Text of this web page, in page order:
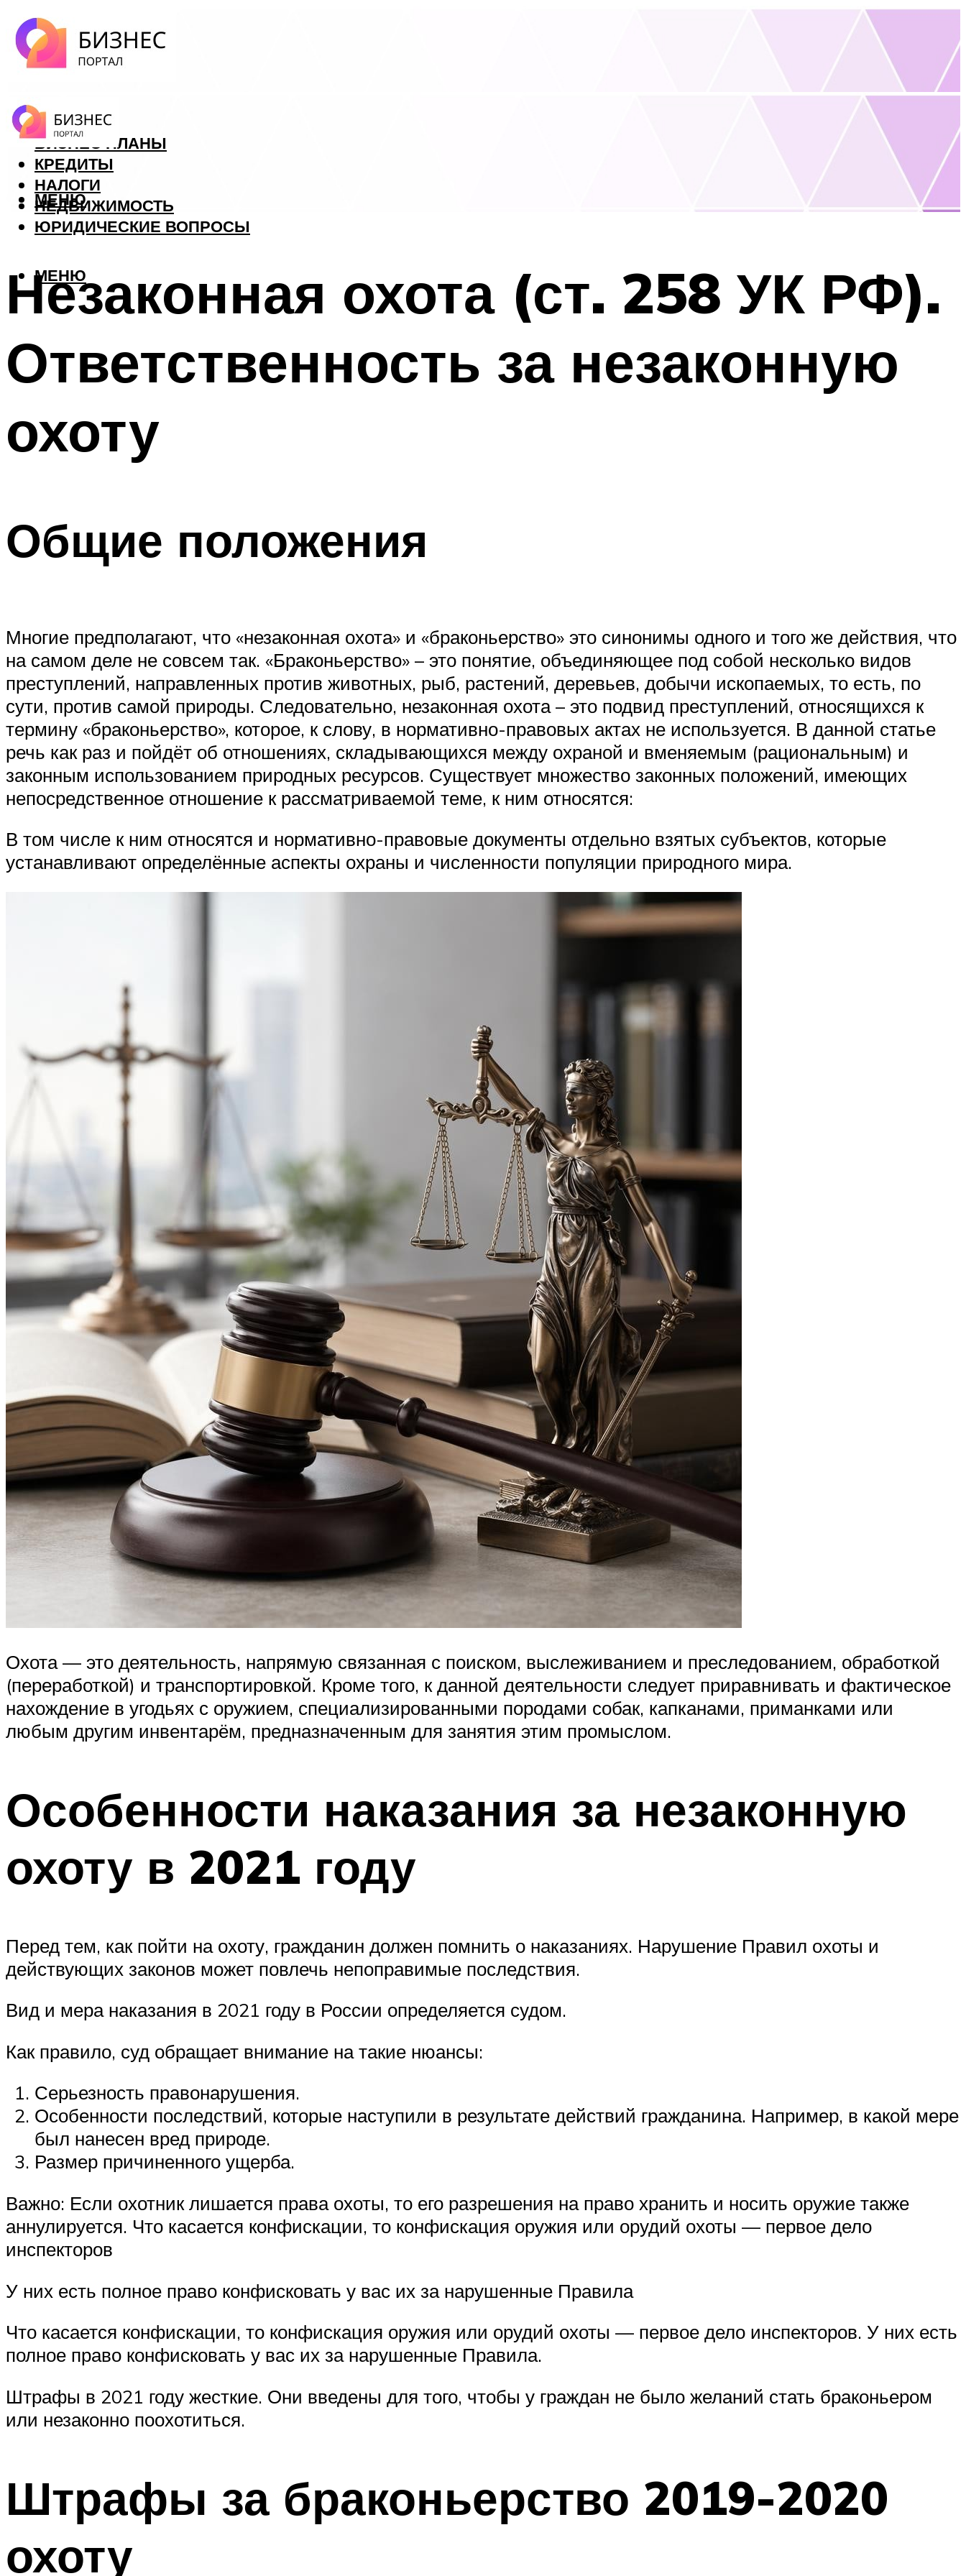
ФОРЕКС
БИЗНЕС ПЛАНЫ
КРЕДИТЫ
НАЛОГИ
НЕДВИЖИМОСТЬ
ЮРИДИЧЕСКИЕ ВОПРОСЫ
МЕНЮ
МЕНЮ
Незаконная охота (ст. 258 УК РФ).
Ответственность за незаконную
охоту
Общие положения
Многие предполагают, что «незаконная охота» и «браконьерство» это синонимы одного и того же действия, что
на самом деле не совсем так. «Браконьерство» – это понятие, объединяющее под собой несколько видов
преступлений, направленных против животных, рыб, растений, деревьев, добычи ископаемых, то есть, по
сути, против самой природы. Следовательно, незаконная охота – это подвид преступлений, относящихся к
термину «браконьерство», которое, к слову, в нормативно-правовых актах не используется. В данной статье
речь как раз и пойдёт об отношениях, складывающихся между охраной и вменяемым (рациональным) и
законным использованием природных ресурсов. Существует множество законных положений, имеющих
непосредственное отношение к рассматриваемой теме, к ним относятся:
В том числе к ним относятся и нормативно-правовые документы отдельно взятых субъектов, которые
устанавливают определённые аспекты охраны и численности популяции природного мира.
Охота — это деятельность, напрямую связанная с поиском, выслеживанием и преследованием, обработкой
(переработкой) и транспортировкой. Кроме того, к данной деятельности следует приравнивать и фактическое
нахождение в угодьях с оружием, специализированными породами собак, капканами, приманками или
любым другим инвентарём, предназначенным для занятия этим промыслом.
Особенности наказания за незаконную
охоту в 2021 году
Перед тем, как пойти на охоту, гражданин должен помнить о наказаниях. Нарушение Правил охоты и
действующих законов может повлечь непоправимые последствия.
Вид и мера наказания в 2021 году в России определяется судом.
Как правило, суд обращает внимание на такие нюансы:
Серьезность правонарушения.
Особенности последствий, которые наступили в результате действий гражданина. Например, в какой мере
был нанесен вред природе.
Размер причиненного ущерба.
Важно: Если охотник лишается права охоты, то его разрешения на право хранить и носить оружие также
аннулируется. Что касается конфискации, то конфискация оружия или орудий охоты — первое дело
инспекторов
У них есть полное право конфисковать у вас их за нарушенные Правила
Что касается конфискации, то конфискация оружия или орудий охоты — первое дело инспекторов. У них есть
полное право конфисковать у вас их за нарушенные Правила.
Штрафы в 2021 году жесткие. Они введены для того, чтобы у граждан не было желаний стать браконьером
или незаконно поохотиться.
Штрафы за браконьерство 2019-2020
охоту